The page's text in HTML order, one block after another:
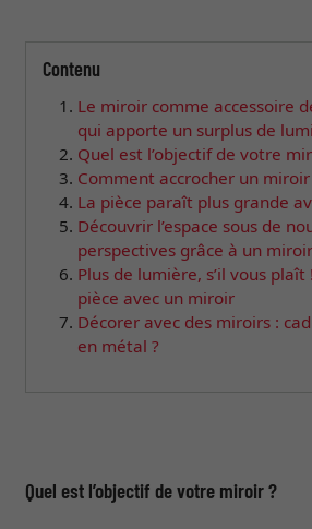
Contenu
Le miroir comme accessoire
qui apporte un surplus de
Quel est l’objectif de votre
Comment accrocher un
La pièce paraît plus grande
Découvrir l’espace sous de
perspectives grâce à un miroir
Plus de lumière, s’il vous plaît
pièce avec un miroir
Décorer avec des miroirs :
en métal ?
Quel est l’objectif de votre miroir ?